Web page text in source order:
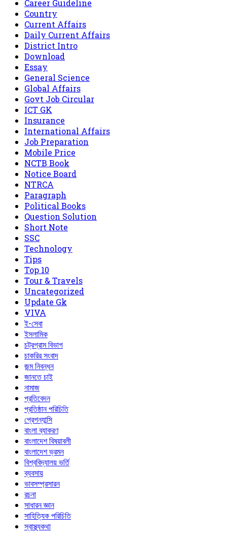
Career Guideline
Country
Current Affairs
Daily Current Affairs
District Intro
Download
Essay
General Science
Global Affairs
Govt Job Circular
ICT GK
Insurance
International Affairs
Job Preparation
Mobile Price
NCTB Book
Notice Board
NTRCA
Paragraph
Political Books
Question Solution
Short Note
‍SSC
Technology
Tips
Top 10
Tour & Travels
Uncategorized
Update Gk
VIVA
ই-সেবা
ইসলামিক
চট্রগ্রাম বিভাগ
চাকরির সংবাদ
জন্ম নিবন্ধন
জানতে চাই
নামাজ
প্রতিবেদন
প্রতিষ্ঠান পরিচিতি
প্রেগন্যান্সি
বাংলা ব্যাকরণ
বাংলাদেশ বিষয়াবলী
বাংলাদেশ ভ্রমন
বিশ্ববিদ্যালয় ভর্তি
ব্যবসায়
ভাবসম্প্রসারন
রচনা
সাধারন জ্ঞান
সাহিত্যিক পরিচিতি
স্বাস্থ্যকথা